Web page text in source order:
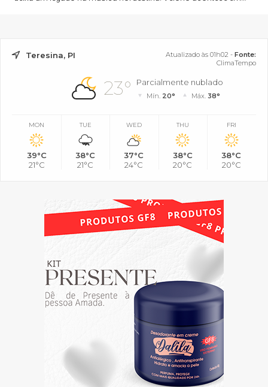
Teresina, PI Atualizado às 01h02 - Fonte:
ClimaTempo
23° Parcialmente nublado
Mín. 20° Máx. 38°
MON
39°C
21°C
TUE
38°C
21°C
WED
37°C
24°C
THU
38°C
20°C
FRI
38°C
20°C